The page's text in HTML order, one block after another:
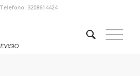
Telefono: 3208614424